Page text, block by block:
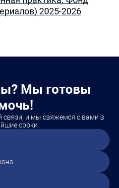
2025-2026
Мы готовы
связи, и мы свяжемся с вами в
сроки